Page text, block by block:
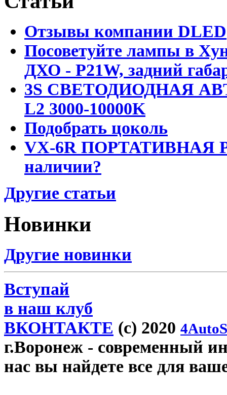
Отзывы компании DLED
Посоветуйте лампы в
ДХО - P21W, задний
3S СВЕТОДИОДНАЯ
L2 3000-10000K
Подобрать цоколь
VX-6R ПОРТАТИВНАЯ
наличии?
Другие статьи
Новинки
Другие новинки
Вступай
в наш клуб
ВКОНТАКТЕ (c) 2020
г.Воронеж - современный
нас вы найдете все для